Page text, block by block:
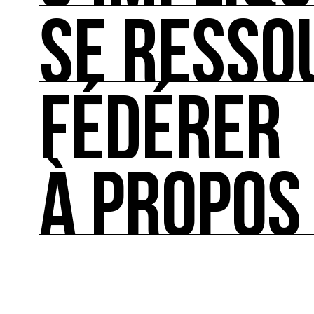
S’IMPLIQUER
Les bonnes pratiques, guides et outils pour
SE
SE RESSOURCER
Les ressources théoriques et inspirantes sur
FÉDÉRER
FÉDÉRER
Le répertoire des acteurs de l’écologie
À PROPOS